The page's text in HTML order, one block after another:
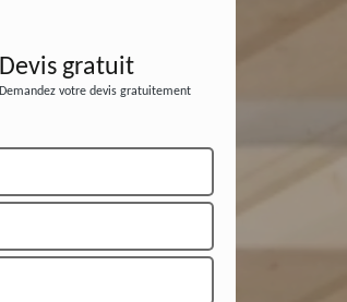
Devis gratuit
Demandez votre devis gratuitement